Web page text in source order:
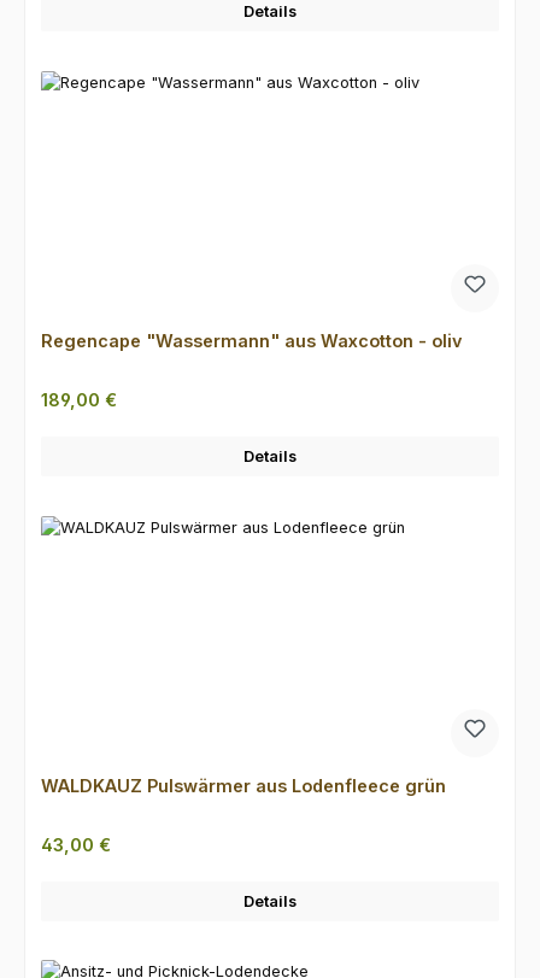
Details
Regencape "Wassermann" aus Waxcotton - oliv
Regulärer Preis:
189,00 €
Details
WALDKAUZ Pulswärmer aus Lodenfleece grün
Regulärer Preis:
43,00 €
Details